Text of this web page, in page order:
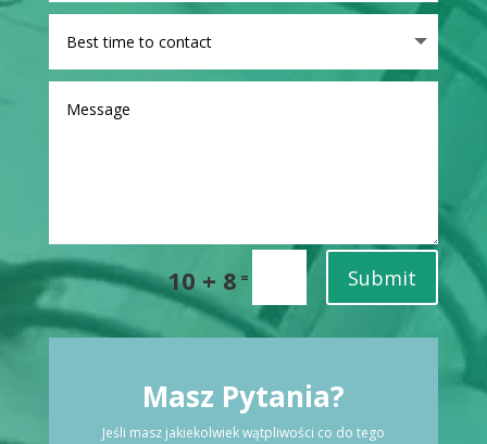
10 + 8 = Submit
Masz Pytania?
Jeśli masz jakiekolwiek wątpliwości co do tego